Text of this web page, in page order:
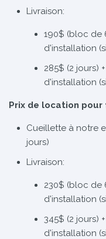
Livraison:
190$ (bloc de
d'installation
285$ (2 jours) +
d'installation
Prix de location
Cueillette à notre
jours)
Livraison:
230$ (bloc de
d'installation
345$ (2 jours) +
d'installation